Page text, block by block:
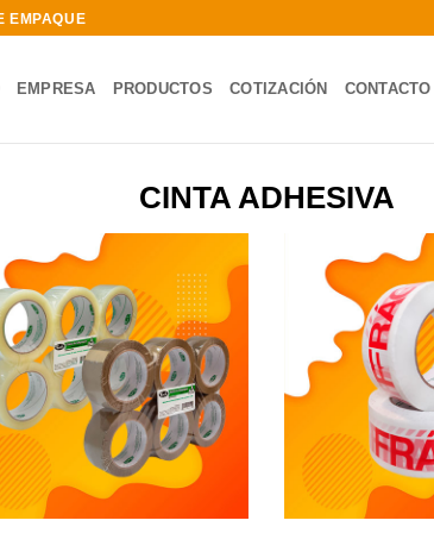
EMPAQUE
EMPRESA PRODUCTOS COTIZACIÓN CONTACTO
CINTA ADHESIVA